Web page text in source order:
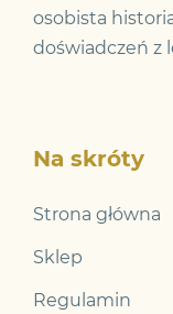
osobista
doświadczeń z
Na skróty
Strona główna
Sklep
Regulamin